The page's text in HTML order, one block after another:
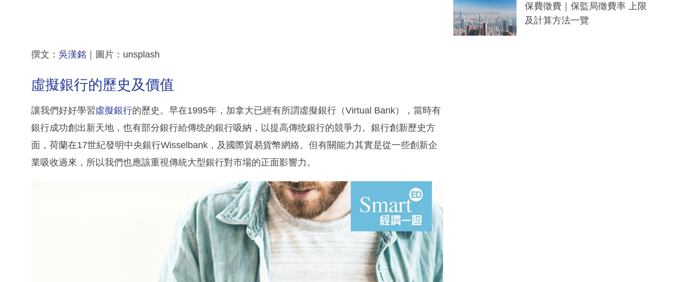
撰文： 吳漢銘 ｜圖片：unsplash
虛擬銀行的歷史及價值
讓我們好好學習虛擬銀行的歷史。早在1995年，加拿大已經有所謂虛擬銀行（Virtual Bank），當時有
銀行成功創出新天地，也有部分銀行給傳统的銀行吸納，以提高傳统銀行的競爭力。銀行創新歷史方
面，荷蘭在17世紀發明中央銀行Wisselbank，及國際貿易貨幣網絡。但有關能力其實是從一些創新企
業吸收過來，所以我們也應該重視傳統大型銀行對市場的正面影響力。
保費徵費｜保監局徵費率 上限
及計算方法一覽